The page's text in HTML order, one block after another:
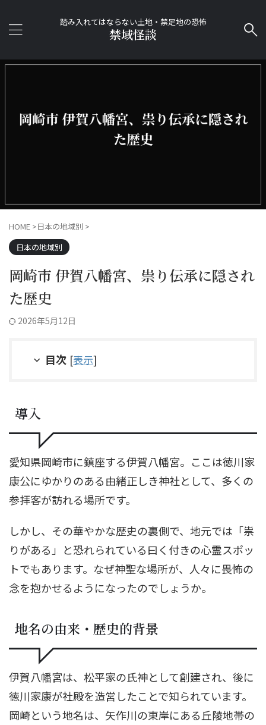
踏み入れてはならない土地・禁足地の恐怖
禁域怪談
HOME >日本の地域別 >
日本の地域別
岡崎市 伊賀八幡宮、祟り伝承に隠され
た歴史
2026年5月12日
目次 [表示]
導入
愛知県岡崎市に鎮座する伊賀八幡宮。ここは徳川家
康公にゆかりのある由緒正しき神社として、多くの
参拝客が訪れる場所です。
しかし、その華やかな歴史の裏側で、地元では「祟
りがある」と恐れられている曰く付きの心霊スポッ
トでもあります。なぜ神聖な場所が、人々に畏怖の
念を抱かせるようになったのでしょうか。
地名の由来・歴史的背景
伊賀八幡宮は、松平家の氏神として創建され、後に
徳川家康が社殿を造営したことで知られています。
岡崎という地名は、矢作川の東岸にある丘陵地帯の